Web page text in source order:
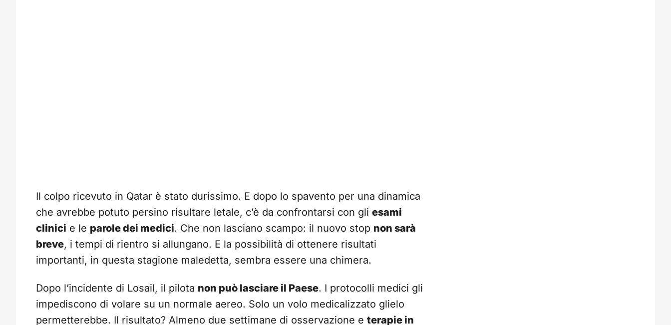
Il colpo ricevuto in Qatar è stato durissimo. E dopo lo spavento per una dinamica
che avrebbe potuto persino risultare letale, c’è da confrontarsi con gli esami
clinici e le parole dei medici. Che non lasciano scampo: il nuovo stop non sarà
breve, i tempi di rientro si allungano. E la possibilità di ottenere risultati
importanti, in questa stagione maledetta, sembra essere una chimera.
Dopo l’incidente di Losail, il pilota non può lasciare il Paese. I protocolli medici gli
impediscono di volare su un normale aereo. Solo un volo medicalizzato glielo
permetterebbe. Il risultato? Almeno due settimane di osservazione e terapie in